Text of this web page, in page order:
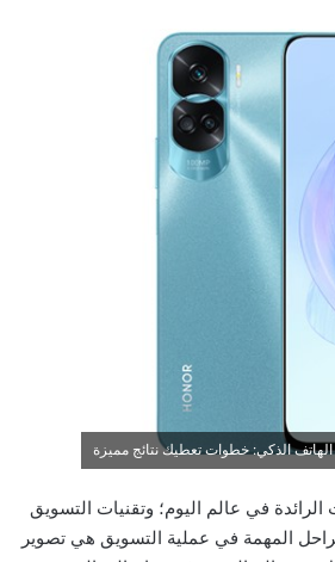
الذكي: خطوات تعطيك نتائج مميزة
في عالم اليوم؛ وتقنيات التسويق
المهمة في عملية التسويق هي تصوير